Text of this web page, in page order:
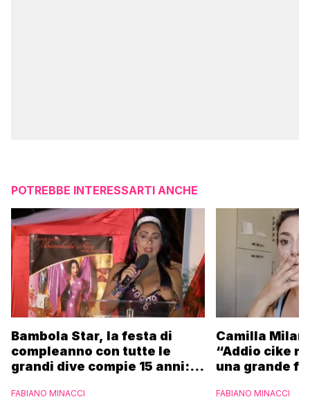
POTREBBE INTERESSARTI ANCHE
Bambola Star, la festa di
compleanno con tutte le
grandi dive compie 15 anni: il
FABIANO MINACCI
Camilla
“Addio cike
una grande
FABIANO MINACCI